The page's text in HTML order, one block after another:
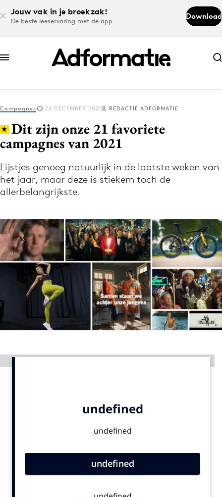
Jouw vak in je broekzak!
De beste leeservaring met de app
Download
Abonneer nu
Abonneer nu
Log in
Volg het laatste nieuws via de Adformatie
Nieuws app
Menu
Home
9 sept: GenAI-training
12 nov: MarketingLive!
Opleidingen
Vacatures
Bureaus
Campagnes 26 DECEMBER 2021 REDACTIE ADFORMATIE
Dit zijn onze 21 favoriete
campagnes van 2021
Lijstjes genoeg natuurlijk in de laatste weken van
het jaar, maar deze is stiekem toch de
allerbelangrijkste.